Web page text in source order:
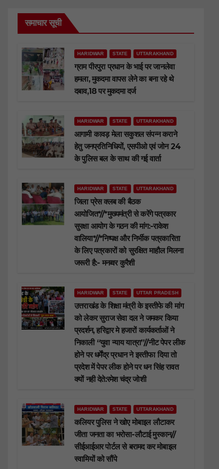
समाचार सूची
HARIDWAR STATE UTTARAKHAND
ग्राम पीरपुरा प्रधान के भाई पर जानलेवा
हमला, मुकदमा वापस लेने का बना रहे थे
दबाव,18 पर मुकदमा दर्ज
HARIDWAR STATE UTTARAKHAND
आगामी कावड़ मेला सकुशल संपन्न कराने
हेतु जनप्रतिनिधियों, एसपीओ एवं जोन 24
के पुलिस बल के साथ की गई वार्ता
HARIDWAR STATE UTTARAKHAND
जिला प्रेस क्लब की बैठक
आयोजित*//*मुख्यमंत्री से करेंगे पत्रकार
सुरक्षा आयोग के गठन की मांग:-राकेश
वालिया*//*निष्पक्ष और निर्भीक पत्रकारिता
के लिए पत्रकारों को सुरक्षित माहौल मिलना
जरूरी है:- मनव्वर कुरैशी
HARIDWAR STATE UTTAR PRADESH
उत्तराखंड के शिक्षा मंत्री के इस्तीफे की मांग
को लेकर सुराज सेवा दल ने जमकर किया
प्रदर्शन, हरिद्वार मे हजारों कार्यकर्ताओं ने
निकाली “युवा न्याय यात्रा”//नीट पेपर लीक
होने पर धर्मेंद्र प्रधान ने इस्तीफा दिया तो
प्रदेश में पेपर लीक होने पर धन सिंह रावत
क्यों नही देते:रमेश चंद्र जोशी
HARIDWAR STATE UTTARAKHAND
कलियर पुलिस ने खोए मोबाइल लौटाकर
जीता जनता का भरोसा-लौटाई मुस्कान//
सीईआईआर पोर्टल से बरामद कर मोबाइल
स्वामियों को सौंपे